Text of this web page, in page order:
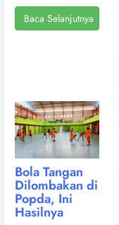
Baca Selanjutnya
Bola Tangan
Dilombakan di
Popda, Ini
Hasilnya